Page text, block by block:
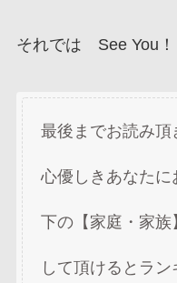
それでは See You！
最後までお読み頂
心優しきあなたに
下の【家庭・家族
して頂けるとラン